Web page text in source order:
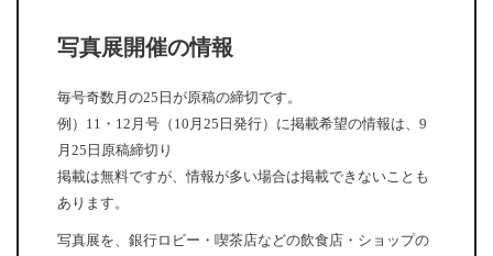
写真展開催の情報
毎号奇数月の25日が原稿の締切です。
例）11・12月号（10月25日発行）に掲載希望の情報は、9
月25日原稿締切り
掲載は無料ですが、情報が多い場合は掲載できないことも
あります。
写真展を、銀行ロビー・喫茶店などの飲食店・ショップの